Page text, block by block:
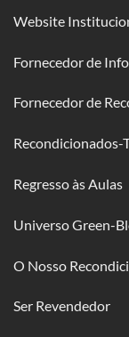
Website
Fornecedor de
Fornecedor de
Recondicionados-
Regresso às Aulas
Universo Green-
O Nosso
Ser Revendedor